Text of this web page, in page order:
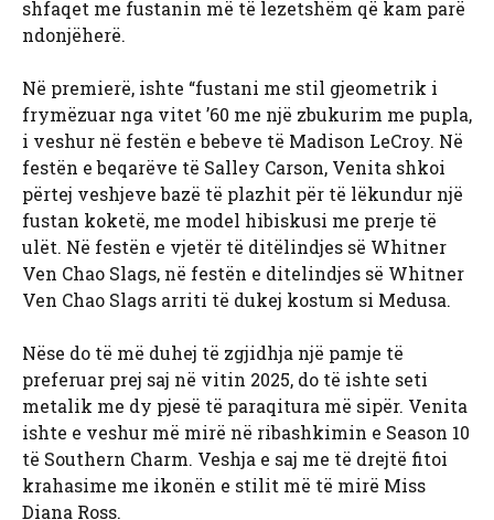
shfaqet me fustanin më të lezetshëm që kam parë
ndonjëherë.
Në premierë, ishte “fustani me stil gjeometrik i
frymëzuar nga vitet ’60 me një zbukurim me pupla,
i veshur në festën e bebeve të Madison LeCroy. Në
festën e beqarëve të Salley Carson, Venita shkoi
përtej veshjeve bazë të plazhit për të lëkundur një
fustan koketë, me model hibiskusi me prerje të
ulët. Në festën e vjetër të ditëlindjes së Whitner
Ven Chao Slags, në festën e ditelindjes së Whitner
Ven Chao Slags arriti të dukej kostum si Medusa.
Nëse do të më duhej të zgjidhja një pamje të
preferuar prej saj në vitin 2025, do të ishte seti
metalik me dy pjesë të paraqitura më sipër. Venita
ishte e veshur më mirë në ribashkimin e Season 10
të Southern Charm. Veshja e saj me të drejtë fitoi
krahasime me ikonën e stilit më të mirë Miss
Diana Ross.